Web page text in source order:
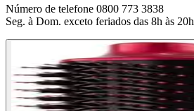
Número de telefone 0800 773 3838
Seg. à Dom. exceto feriados das 8h às 20h